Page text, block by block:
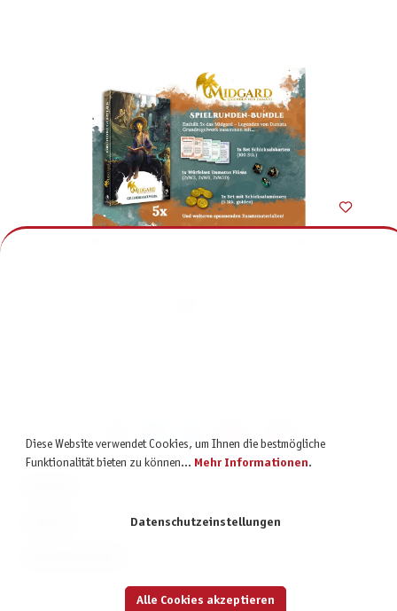
Diese Website verwendet Cookies, um Ihnen die bestmögliche
Funktionalität bieten zu können... Mehr Informationen.
Datenschutzeinstellungen
Alle Cookies akzeptieren